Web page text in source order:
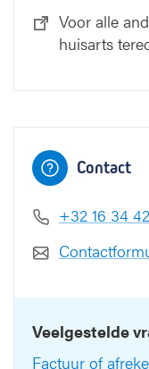
Voor alle
huisarts
Contact
+32 16 34
Veelgestelde
Factuur of